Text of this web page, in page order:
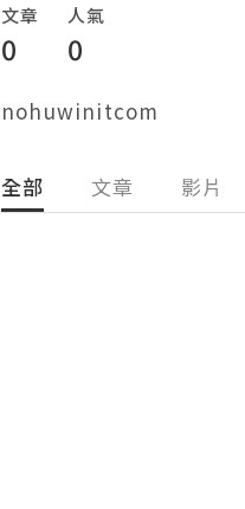
文章
0
人氣
0
全部 文章 影片